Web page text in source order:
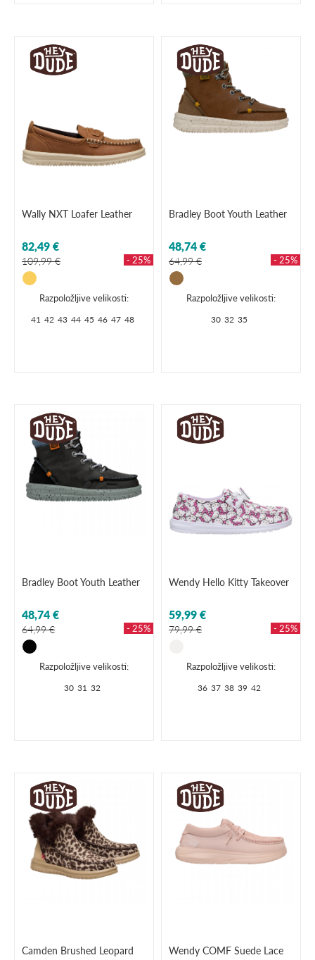
Wally NXT Loafer Leather
82,49 €
109,99 € - 25%
Razpoložljive velikosti:
41 42 43 44 45 46 47 48
Bradley Boot Youth Leather
48,74 €
64,99 € - 25%
Razpoložljive velikosti:
30 32 35
Bradley Boot Youth Leather
48,74 €
64,99 € - 25%
Razpoložljive velikosti:
30 31 32
Wendy Hello Kitty Takeover
59,99 €
79,99 € - 25%
Razpoložljive velikosti:
36 37 38 39 42
Camden Brushed Leopard
Wendy COMF Suede Lace